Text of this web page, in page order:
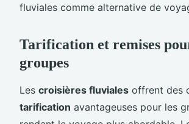
fluviales comme alternative de
Tarification et remises
groupes
Les croisières fluviales offrent des
tarification avantageuses pour les